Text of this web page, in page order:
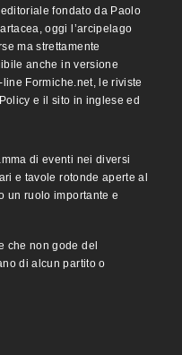
fondato da Paolo
oggi l’arcipelago
ma strettamente
anche in versione
Formiche.net, le riviste
e il sito in inglese ed
di eventi nei diversi
e tavole rotonde aperte al
un ruolo importante e
che non gode del
di alcun partito o